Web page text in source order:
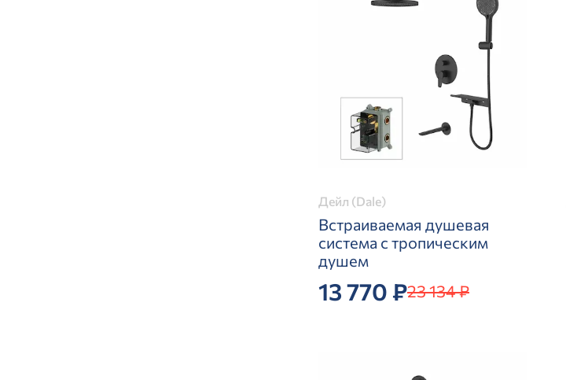
Дейл (Dale)
Встраиваемая душевая
система с тропическим
душем
13 770 ₽23 134 ₽